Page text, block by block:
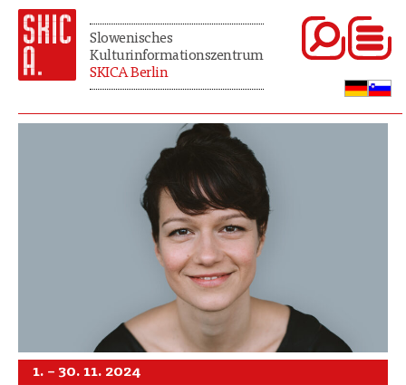
Slowenisches
Kulturinformationszentrum
SKICA Berlin
1. – 30. 11. 2024